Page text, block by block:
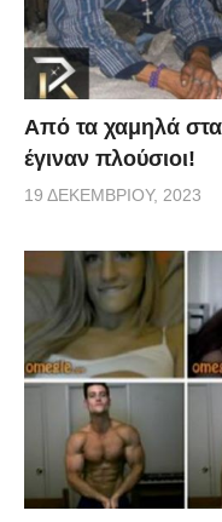
Από τα χαμηλά
έγιναν πλούσιοι!
19 ΔΕΚΕΜΒΡΊΟΥ, 2023